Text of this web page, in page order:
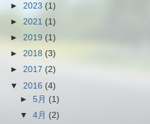
► 2023 (1)
► 2021 (1)
► 2019 (1)
► 2018 (3)
► 2017 (2)
▼ 2016 (4)
►5月 (1)
▼4月 (2)